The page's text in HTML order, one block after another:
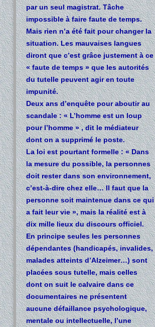
par un seul magistrat. Tâche
impossible à faire faute de temps.
Mais rien n’a été fait pour changer la
situation. Les mauvaises langues
diront que c’est grâce justement à ce
« faute de temps » que les autorités
du tutelle peuvent agir en toute
impunité.
Deux ans d’enquête pour aboutir au
scandale : « L’homme est un loup
pour l’homme » , dit le médiateur
dont on a supprimé le poste.
La loi est pourtant formelle : « Dans
la mesure du possible, la personnes
doit rester dans son environnement,
c’est-à-dire chez elle… Il faut que la
personne soit maintenue dans ce qui
a fait leur vie », mais la réalité est à
dix mille lieux du discours officiel.
En principe seules les personnes
dépendantes (handicapés, invalides,
malades atteints d’Alzeimer…) sont
placées sous tutelle, mais celles
dont on suit le calvaire dans ce
documentaires ne présentent
aucune défaillance psychologique,
mentale ou intellectuelle, l’une